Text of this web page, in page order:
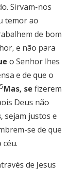
Sirvam-nos
temor ao
de bom
e não para
o Senhor lhes
e de que o
Mas, se fizerem
Deus não
, sejam justos e
se de que
de Jesus